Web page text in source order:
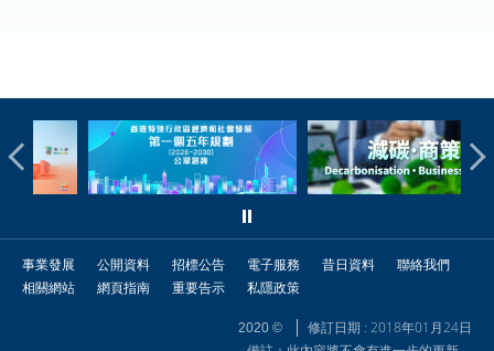
事業發展 公開資料 招標公告 電子服務 昔日資料
聯絡我們
相關網站
網頁指南 重要告示 私隱政策
2020 ©
修訂日期 : 2018年01月24日